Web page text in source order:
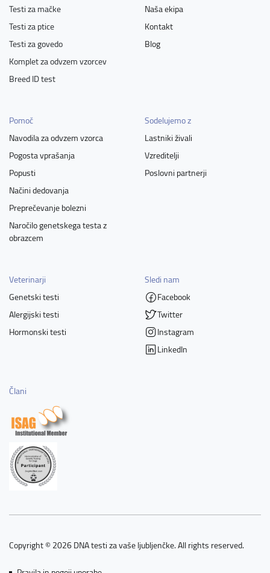
Testi za mačke
Testi za ptice
Testi za govedo
Komplet za odvzem vzorcev
Breed ID test
Naša ekipa
Kontakt
Blog
Pomoč
Navodila za odvzem vzorca
Pogosta vprašanja
Popusti
Načini dedovanja
Preprečevanje bolezni
Naročilo genetskega testa z
obrazcem
Sodelujemo z
Lastniki živali
Vzreditelji
Poslovni partnerji
Veterinarji
Genetski testi
Alergijski testi
Hormonski testi
Sledi nam
Facebook
Twitter
Instagram
LinkedIn
Člani
Copyright © 2026 DNA testi za vaše ljubljenčke. All rights reserved.